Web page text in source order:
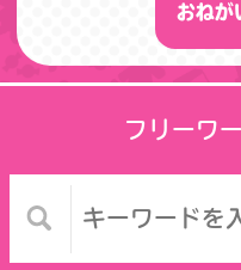
おねが
フリーワ